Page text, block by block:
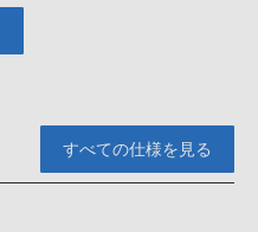
すべての仕様を見る